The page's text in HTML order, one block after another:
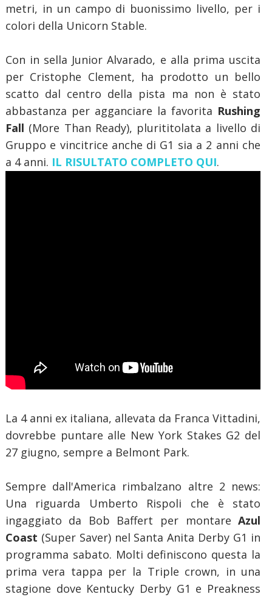
metri, in un campo di buonissimo livello, per i
colori della Unicorn Stable.
Con in sella Junior Alvarado, e alla prima uscita
per Cristophe Clement, ha prodotto un bello
scatto dal centro della pista ma non è stato
abbastanza per agganciare la favorita Rushing
Fall (More Than Ready), plurititolata a livello di
Gruppo e vincitrice anche di G1 sia a 2 anni che
a 4 anni. IL RISULTATO COMPLETO QUI.
La 4 anni ex italiana, allevata da Franca Vittadini,
dovrebbe puntare alle New York Stakes G2 del
27 giugno, sempre a Belmont Park.
Sempre dall'America rimbalzano altre 2 news:
Una riguarda Umberto Rispoli che è stato
ingaggiato da Bob Baffert per montareAzul
Coast (Super Saver) nel Santa Anita Derby G1 in
programma sabato. Molti definiscono questa la
prima vera tappa per la Triple crown, in una
stagione dove Kentucky Derby G1 e Preakness